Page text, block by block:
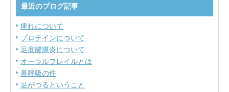
最近のブログ記事
痺れについて
プロテインについて
足底腱膜炎について
オーラルフレイルとは
鼻呼吸の件
足がつるということ